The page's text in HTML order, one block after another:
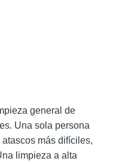
general de
Una sola persona
más difíciles,
limpieza a alta